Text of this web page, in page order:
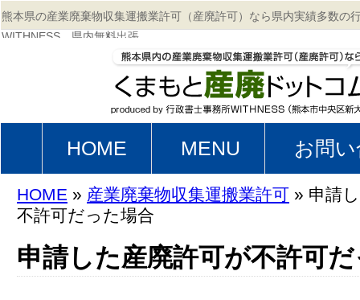
熊本県の産業廃棄物収集運搬業許可（産廃許可）なら県内実績多数の
WITHNESS。県内無料出張。
HOME MENU お問
HOME » 産業廃棄物収集運搬業許可 » 申請
不許可だった場合
申請した産廃許可が不許可